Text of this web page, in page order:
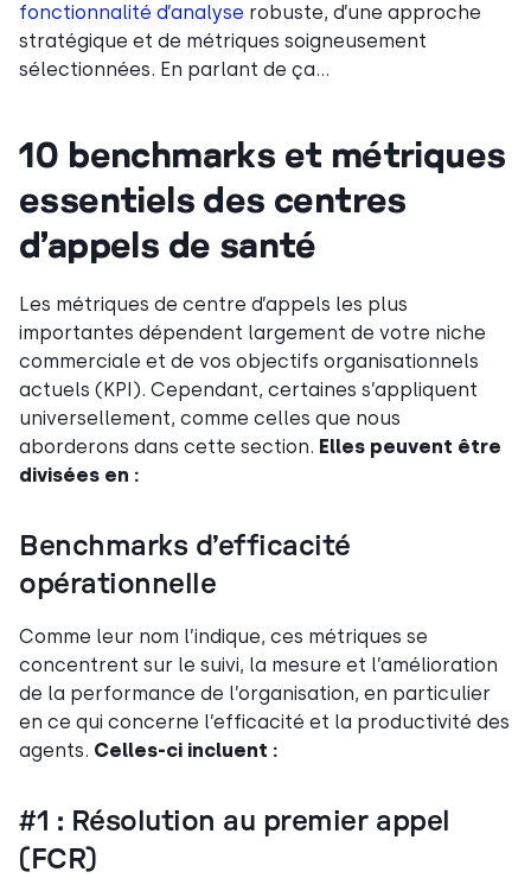
fonctionnalité d’analyse robuste, d’une approche
stratégique et de métriques soigneusement
sélectionnées. En parlant de ça…
10 benchmarks et métriques
essentiels des centres
d’appels de santé
Les métriques de centre d’appels les plus
importantes dépendent largement de votre niche
commerciale et de vos objectifs organisationnels
actuels (KPI). Cependant, certaines s’appliquent
universellement, comme celles que nous
aborderons dans cette section. Elles peuvent être
divisées en :
Benchmarks d’efficacité
opérationnelle
Comme leur nom l’indique, ces métriques se
concentrent sur le suivi, la mesure et l’amélioration
de la performance de l’organisation, en particulier
en ce qui concerne l’efficacité et la productivité des
agents. Celles-ci incluent :
#1 : Résolution au premier appel
(FCR)